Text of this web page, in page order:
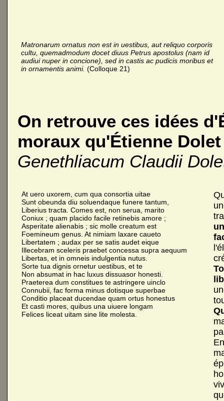
Matronarum ornatus non est in uestibus, aut reliquo corporis
cultu, quemadmodum docet diuus Petrus apostolus (nam id
audiui nuper in concione), sed in castis ac pudicis moribus et
in ornamentis animi. (Colloque 21)
On retrouve ces idées
moraux qu'Étienne
Genethliacum Claudii
At uero uxorem, cum qua consortia uitae
Sunt obeunda diu soluendaque funere tantum,
Liberius tracta. Comes est, non serua, marito
Coniux ; quam placido facile retinebis amore ;
Asperitate alienabis ; sic molle creatum est
Foemineum genus. At nimiam laxare caueto
Libertatem ; audax per se satis audet eique
Illecebram sceleris praebet concessa supra aequum
Libertas, et in omneis indulgentia nutus.
Sorte tua dignis ornetur uestibus, et te
Non absumat in hac luxus dissuasor honesti.
Praeterea dum constitues te astringere uinclo
Connubii, fac forma minus dotisque superbae
Conditio placeat ducendae quam ortus honestus
Et casti mores, quibus una uiuere longam
Felices liceat uitam sine lite molesta.